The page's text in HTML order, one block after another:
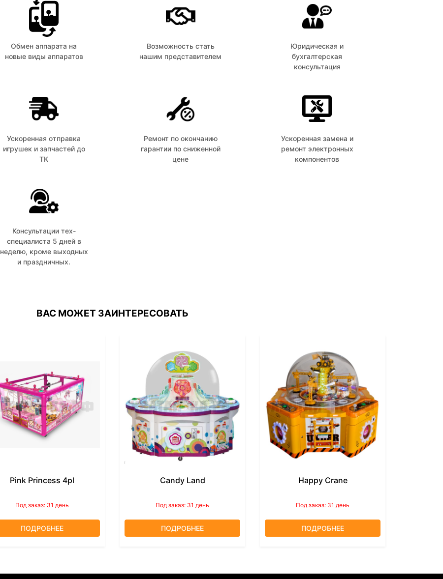
Обмен аппарата на
новые виды аппаратов
Возможность стать
нашим представителем
Юридическая и
бухгалтерская
консультация
Ускоренная отправка
игрушек и запчастей до
ТК
Ремонт по окончанию
гарантии по сниженной
цене
Ускоренная замена и
ремонт электронных
компонентов
Консультации тех-
специалиста 5 дней в
неделю, кроме выходных
и праздничных.
ВАС МОЖЕТ ЗАИНТЕРЕСОВАТЬ
Pink Princess 4pl
Под заказ: 31 день
ПОДРОБНЕЕ
Candy Land
Под заказ: 31 день
ПОДРОБНЕЕ
Happy Crane
Под заказ: 31 день
ПОДРОБНЕЕ